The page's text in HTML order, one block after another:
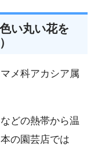
い丸い花を
メ科アカシア属
どの熱帯から温
の園芸店では